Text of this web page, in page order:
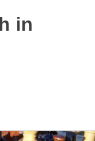
in